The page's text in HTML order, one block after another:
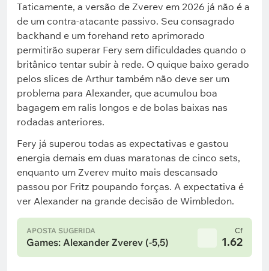
Taticamente, a versão de Zverev em 2026 já não é a
de um contra-atacante passivo. Seu consagrado
backhand e um forehand reto aprimorado
permitirão superar Fery sem dificuldades quando o
britânico tentar subir à rede. O quique baixo gerado
pelos slices de Arthur também não deve ser um
problema para Alexander, que acumulou boa
bagagem em ralis longos e de bolas baixas nas
rodadas anteriores.
Fery já superou todas as expectativas e gastou
energia demais em duas maratonas de cinco sets,
enquanto um Zverev muito mais descansado
passou por Fritz poupando forças. A expectativa é
ver Alexander na grande decisão de Wimbledon.
APOSTA SUGERIDA
Games: Alexander Zverev (-5,5)
Cf
1.62